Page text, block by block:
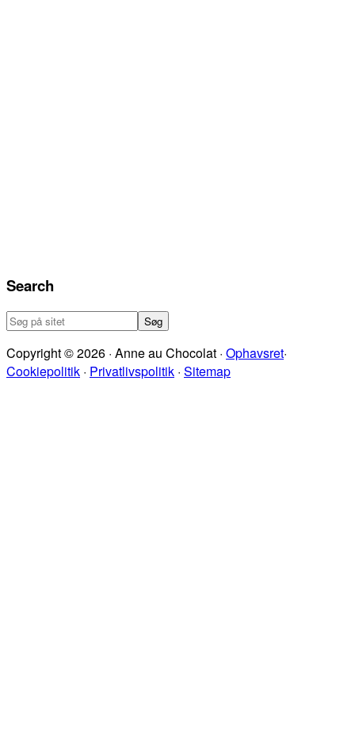
Search
Søg
sitet
Copyright © 2026 · Anne au Chocolat · Ophavsret·
Cookiepolitik · Privatlivspolitik · Sitemap